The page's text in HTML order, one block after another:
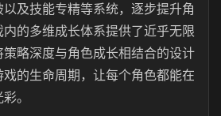
及技能专精等系统，逐步提升角
的多维成长体系提供了近乎无限
略深度与角色成长相结合的设计
的生命周期，让每个角色都能在
。